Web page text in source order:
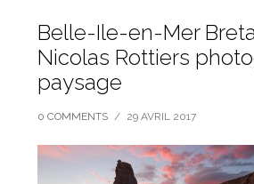
Belle-Ile-en-Mer
Nicolas Rottiers
paysage
0 COMMENTS / 29 AVRIL 2017